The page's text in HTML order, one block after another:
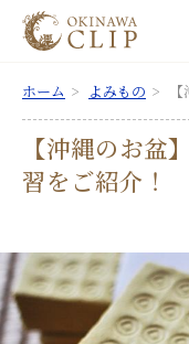
ホーム よみもの
【沖縄のお盆
習をご紹介！